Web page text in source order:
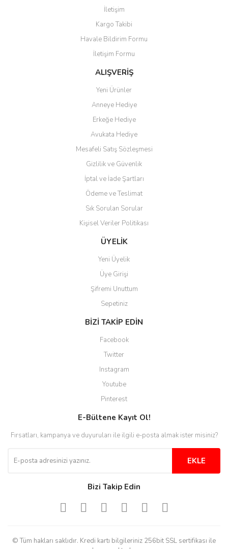
İletişim
Kargo Takibi
Havale Bildirim Formu
İletişim Formu
ALIŞVERİŞ
Yeni Ürünler
Anneye Hediye
Erkeğe Hediye
Avukata Hediye
Mesafeli Satış Sözleşmesi
Gizlilik ve Güvenlik
İptal ve İade Şartları
Ödeme ve Teslimat
Sık Sorulan Sorular
Kişisel Veriler Politikası
ÜYELİK
Yeni Üyelik
Üye Girişi
Şifremi Unuttum
Sepetiniz
BİZİ TAKİP EDİN
Facebook
Twitter
Instagram
Youtube
Pinterest
E-Bültene Kayıt Ol!
Fırsatları, kampanya ve duyuruları ile ilgili e-posta almak ister misiniz?
EKLE
Bizi Takip Edin
© Tüm hakları saklıdır. Kredi kartı bilgileriniz 256bit SSL sertifikası ile